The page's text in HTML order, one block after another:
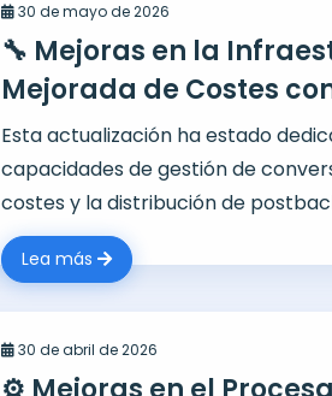
30 de mayo de 2026
🔧 Mejoras en la
Mejorada de Costes
Esta actualización ha estado
capacidades de gestión de
costes y la distribución de
Lea más
30 de abril de 2026